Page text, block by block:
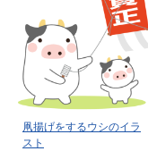
凧揚げをするウシのイラ
スト